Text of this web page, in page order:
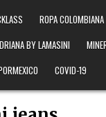
ROPA COLOMBIANA
BY LAMASINI
COVID-19